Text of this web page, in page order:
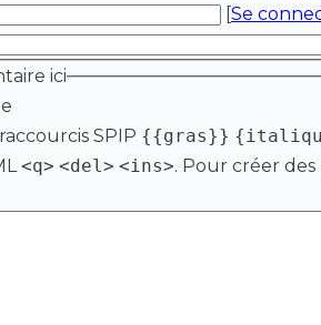
[Se
ici
SPIP {{gras}}
<q> <del> <ins>. Pour créer des